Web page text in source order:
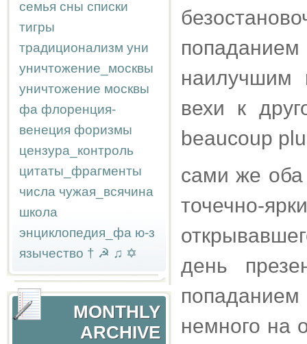
семья сны списки
тигры
традиционализм уни
уничтожение_москвы
уничтожение москвы
фа флоренция-
венеция форизмы
цензура_контроль
цитаты_фрагменты
числа чужая_всячина
школа
энциклопедия_фа ю-з
язычество † ☭ ♫ ✡
MONTHLY
ARCHIVE
наилучшим
вехи к
beaucoup
сами же оба
точечно-
день
немного на